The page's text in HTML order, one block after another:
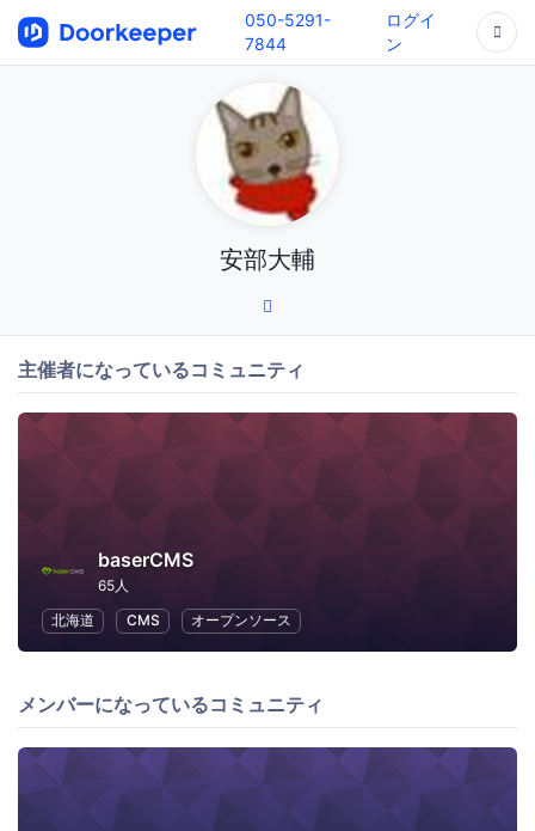
050-5291-
7844
ログイ
ン
安部大輔
主催者になっているコミュニティ
baserCMS
65人
北海道
CMS オープンソース
メンバーになっているコミュニティ